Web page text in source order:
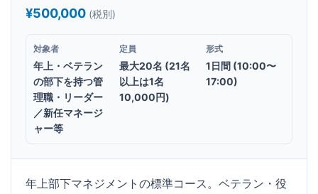
¥500,000 (税別)
対象者
年上・ベテラン
の部下を持つ管
理職・リーダー
／新任マネージ
ャー等
定員
最大20名 (21名
以上は1名
10,000円)
形式
1日間 (10:00〜
17:00)
年上部下マネジメントの標準コース。ベテラン・役